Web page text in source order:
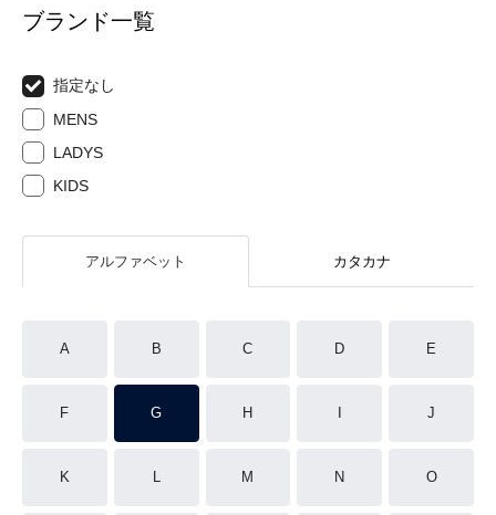
ブランド一覧
指定なし
MENS
LADYS
KIDS
アルファベット カタカナ
A B C D E
F G H J
K L M N O